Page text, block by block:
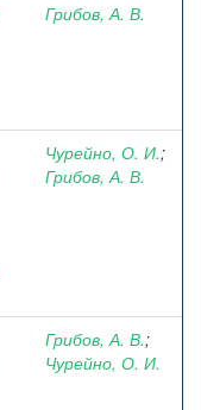
Грибов, А. В.
Чурейно, О. И.;
Грибов, А. В.
Грибов, А. В.;
Чурейно, О. И.